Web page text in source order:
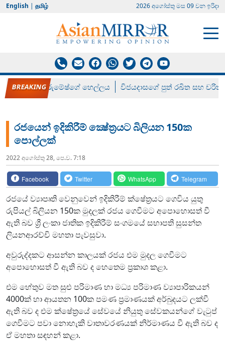
English | தமிழ் 2026 අගෝස්‍තු මස 09 වන ඉරිදා
රන් ගෙනා රුමේෂ්ගේ හෙල්ලය විජයදාසගේ පුත් රඛිත සහ චරිත්
රජයෙන් ඉදිකිරීම් ක්‍ෂේත්‍රයට බිලියන 150ක
පොල්ලක්
2022 අගෝස්‍තු 28, පෙ.ව. 7:18
Facebook Twitter WhatsApp Telegram
රජයේ ව්‍යාපෘති වෙනුවෙන් ඉදිකිරීම් ක්ෂේත්‍රයට ගෙවිය යුතු
රුපියල් බිලියන 150ක මුදලක් රජය ගෙවීමට අපොහොසත් වී
ඇති බව ශ්‍රී ලංකා ජාතික ඉදිකිරීම් සංගමයේ සභාපති සුසන්ත
ලියනආරච්චි මහතා පැවසුවා.
අවුරුද්දකට ආසන්න කාලයක් රජය එම මුදල ගෙවීමට
අපොහොසත් වී ඇති බව ද හෙතෙම ප්‍රකාශ කළා.
එම හේතුව මත සුළු පරිමාණ හා මධ්‍ය පරිමාණ ව්‍යාපාරිකයන්
4000ක් හා ආයතන 100ක පමණ ප්‍රමාණයක් අර්බුදයට ලක්වී
ඇති බව ද එම ක්ෂේත්‍රයේ සේවයේ නියුතු සේවකයන්ගේ වැටුප්
ගෙවීමට පවා නොහැකි වාතාවරණයක් නිර්මාණය වී ඇති බව ද
ඒ මහතා සඳහන් කළා.